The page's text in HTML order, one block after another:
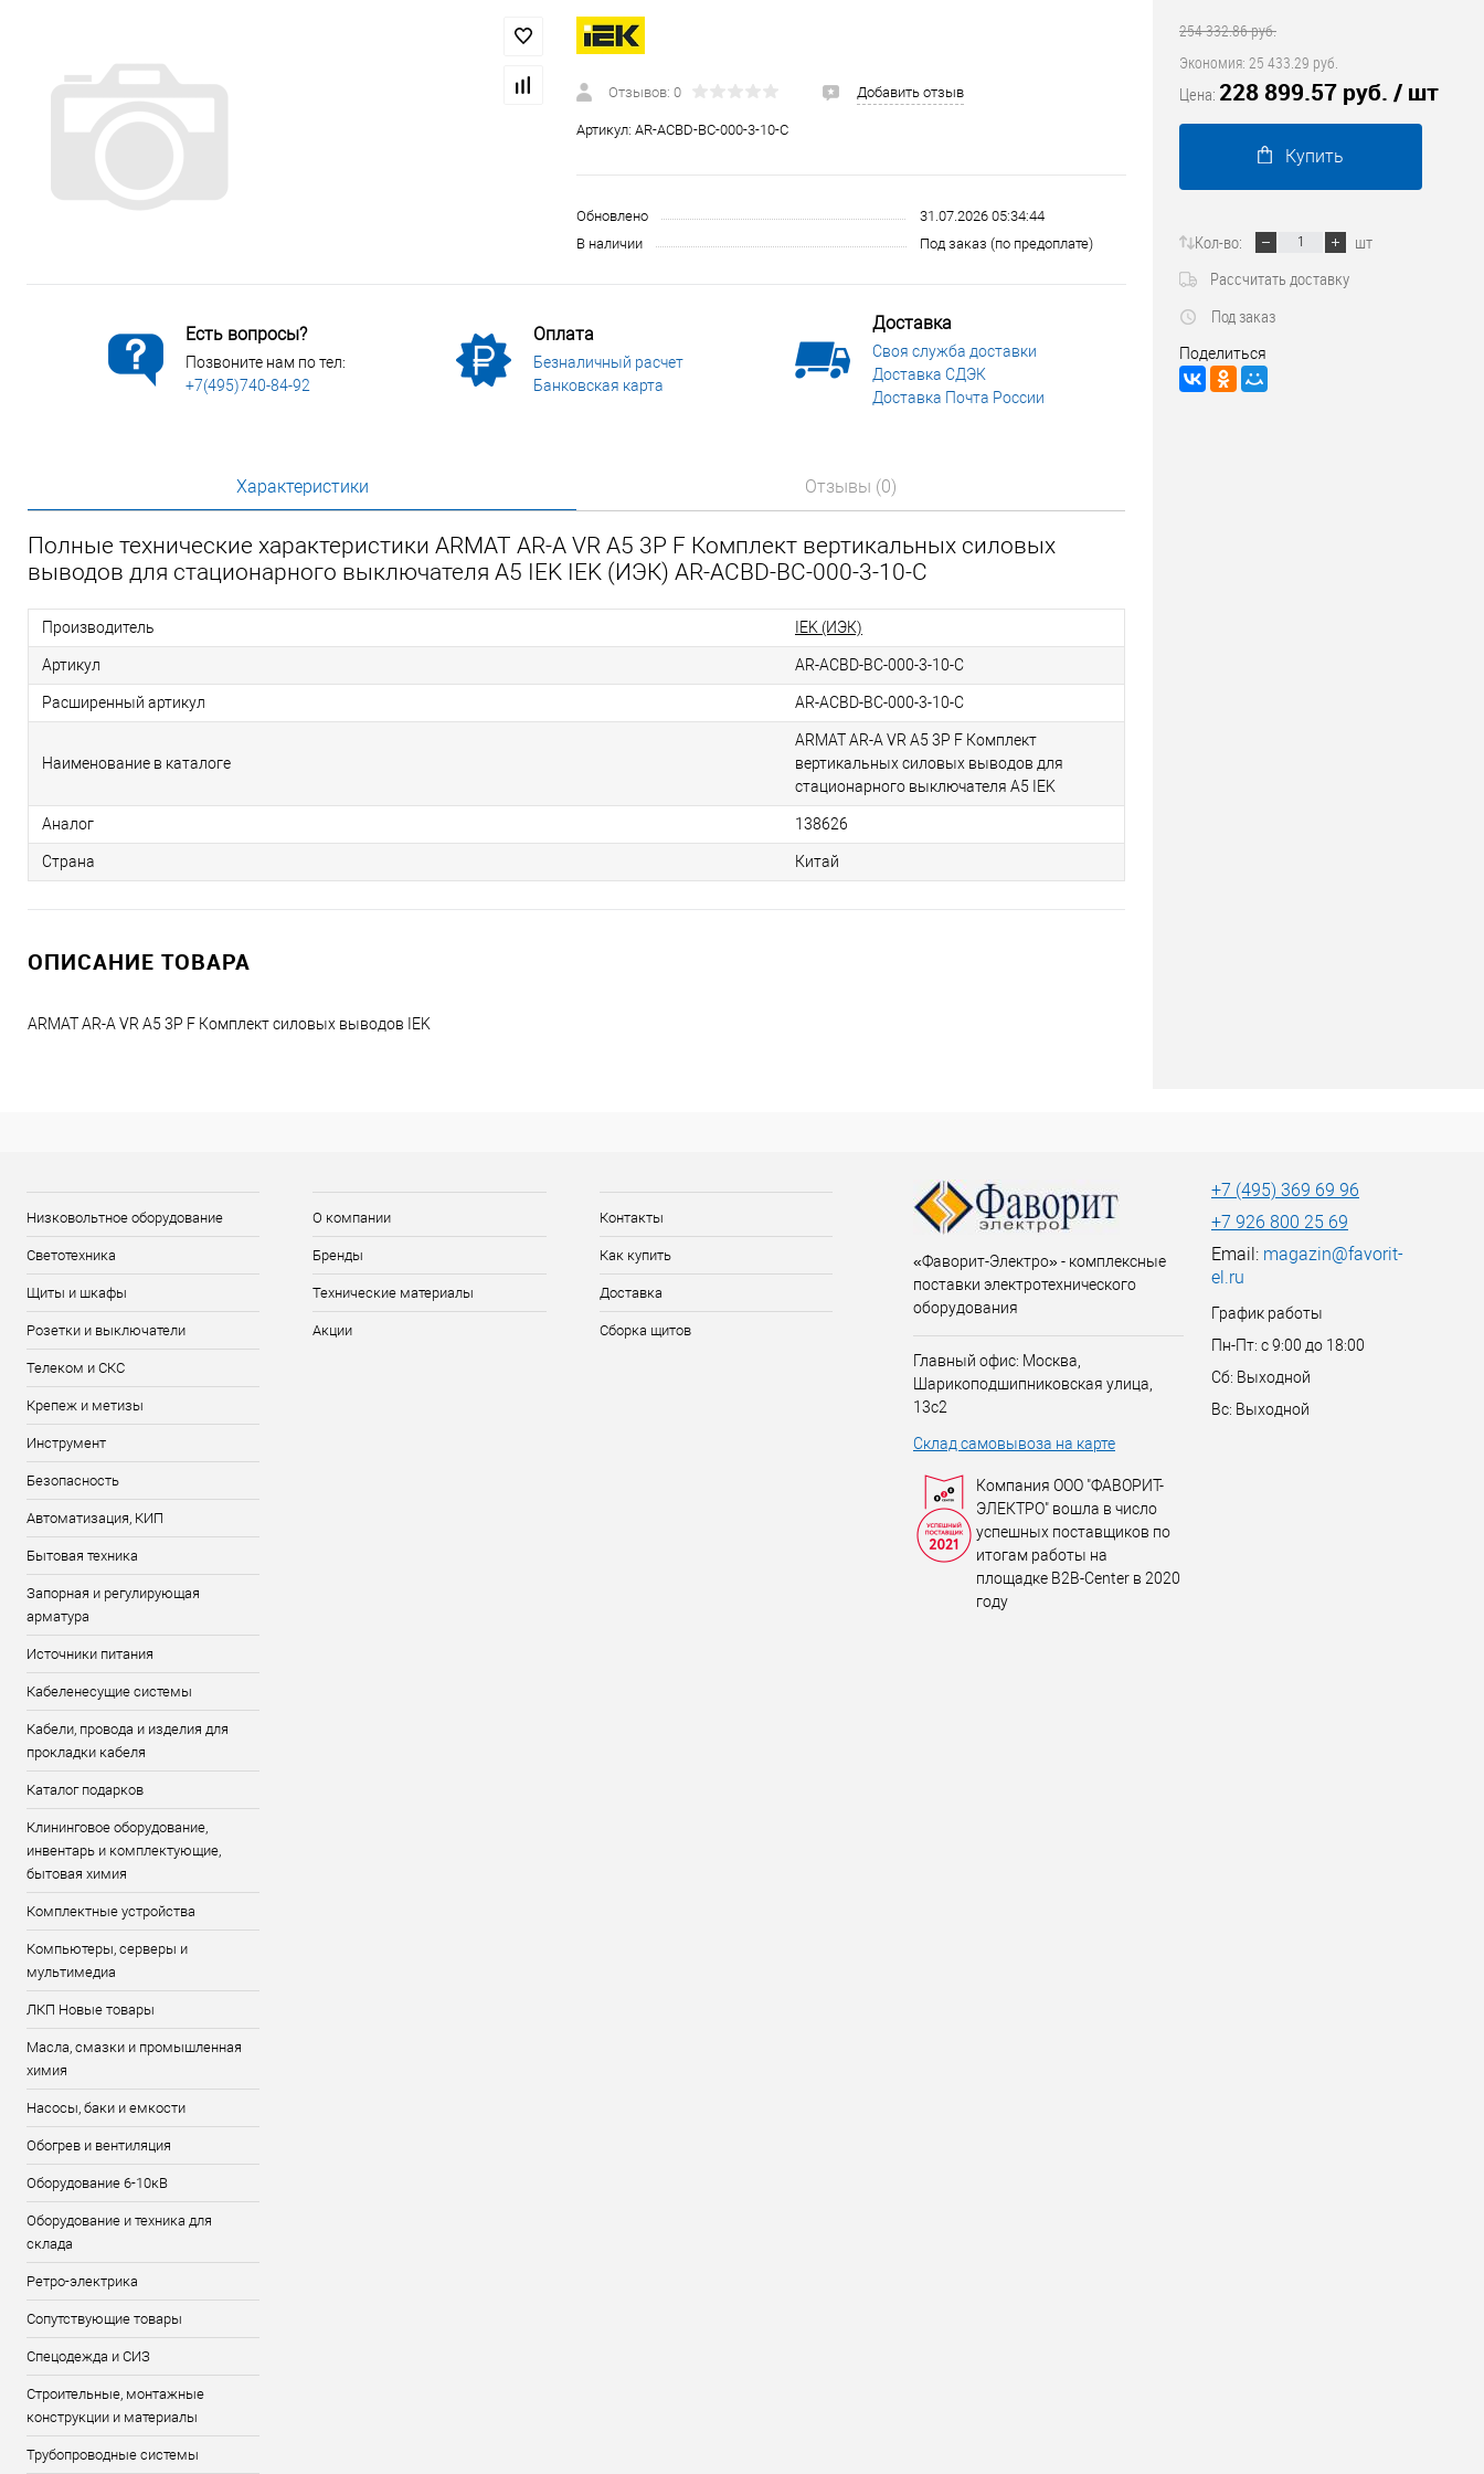
Строительные, монтажные конструкции и материалы
Электромонтажные изделия
Отзывов: 0 Добавить отзыв
Артикул: AR-ACBD-BC-000-3-10-C
Обновлено
31.07.2026 05:34:44
В наличии
Под заказ (по предоплате)
Есть вопросы?
Позвоните нам по тел:
+7(495)740-84-92
Оплата
Безналичный расчет
Банковская карта
Доставка
Своя служба доставки
Доставка СДЭК
Доставка Почта России
Характеристики Отзывы (0)
Полные технические характеристики ARMAT AR-A VR A5 3P F Комплект вертикальных силовых
выводов для стационарного выключателя A5 IEK IEK (ИЭК) AR-ACBD-BC-000-3-10-C
Производитель IEK (ИЭК)
Артикул AR-ACBD-BC-000-3-10-C
Расширенный артикул AR-ACBD-BC-000-3-10-C
Наименование в каталоге
ARMAT AR-A VR A5 3P F Комплект
вертикальных силовых выводов для
стационарного выключателя A5 IEK
Аналог 138626
Страна Китай
ОПИСАНИЕ ТОВАРА
ARMAT AR-A VR A5 3P F Комплект силовых выводов IEK
254 332.86 руб.
Экономия: 25 433.29 руб.
Цена: 228 899.57 руб. / шт
Купить
Кол-во:
шт
Рассчитать доставку
Под заказ
Поделиться
Низковольтное оборудование
Светотехника
Щиты и шкафы
Розетки и выключатели
Телеком и СКС
Крепеж и метизы
Инструмент
Безопасность
Автоматизация, КИП
Бытовая техника
Запорная и регулирующая
арматура
Источники питания
Кабеленесущие системы
Кабели, провода и изделия для
прокладки кабеля
Каталог подарков
Клининговое оборудование,
инвентарь и комплектующие,
бытовая химия
Комплектные устройства
Компьютеры, серверы и
мультимедиа
ЛКП Новые товары
Масла, смазки и промышленная
химия
Насосы, баки и емкости
Обогрев и вентиляция
Оборудование 6-10кВ
Оборудование и техника для
склада
Ретро-электрика
Сопутствующие товары
Спецодежда и СИЗ
Строительные, монтажные
конструкции и материалы
Трубопроводные системы
О компании
Бренды
Технические материалы
Акции
Контакты
Как купить
Доставка
Сборка щитов
«Фаворит-Электро» - комплексные
поставки электротехнического
оборудования
Главный офис: Москва,
Шарикоподшипниковская улица,
13с2
Склад самовывоза на карте
Компания ООО "ФАВОРИТ-
ЭЛЕКТРО" вошла в число
успешных поставщиков по
итогам работы на
площадке B2B-Center в 2020
году
+7 (495) 369 69 96
+7 926 800 25 69
Email: magazin@favorit-
el.ru
График работы
Пн-Пт: с 9:00 до 18:00
Сб: Выходной
Вс: Выходной